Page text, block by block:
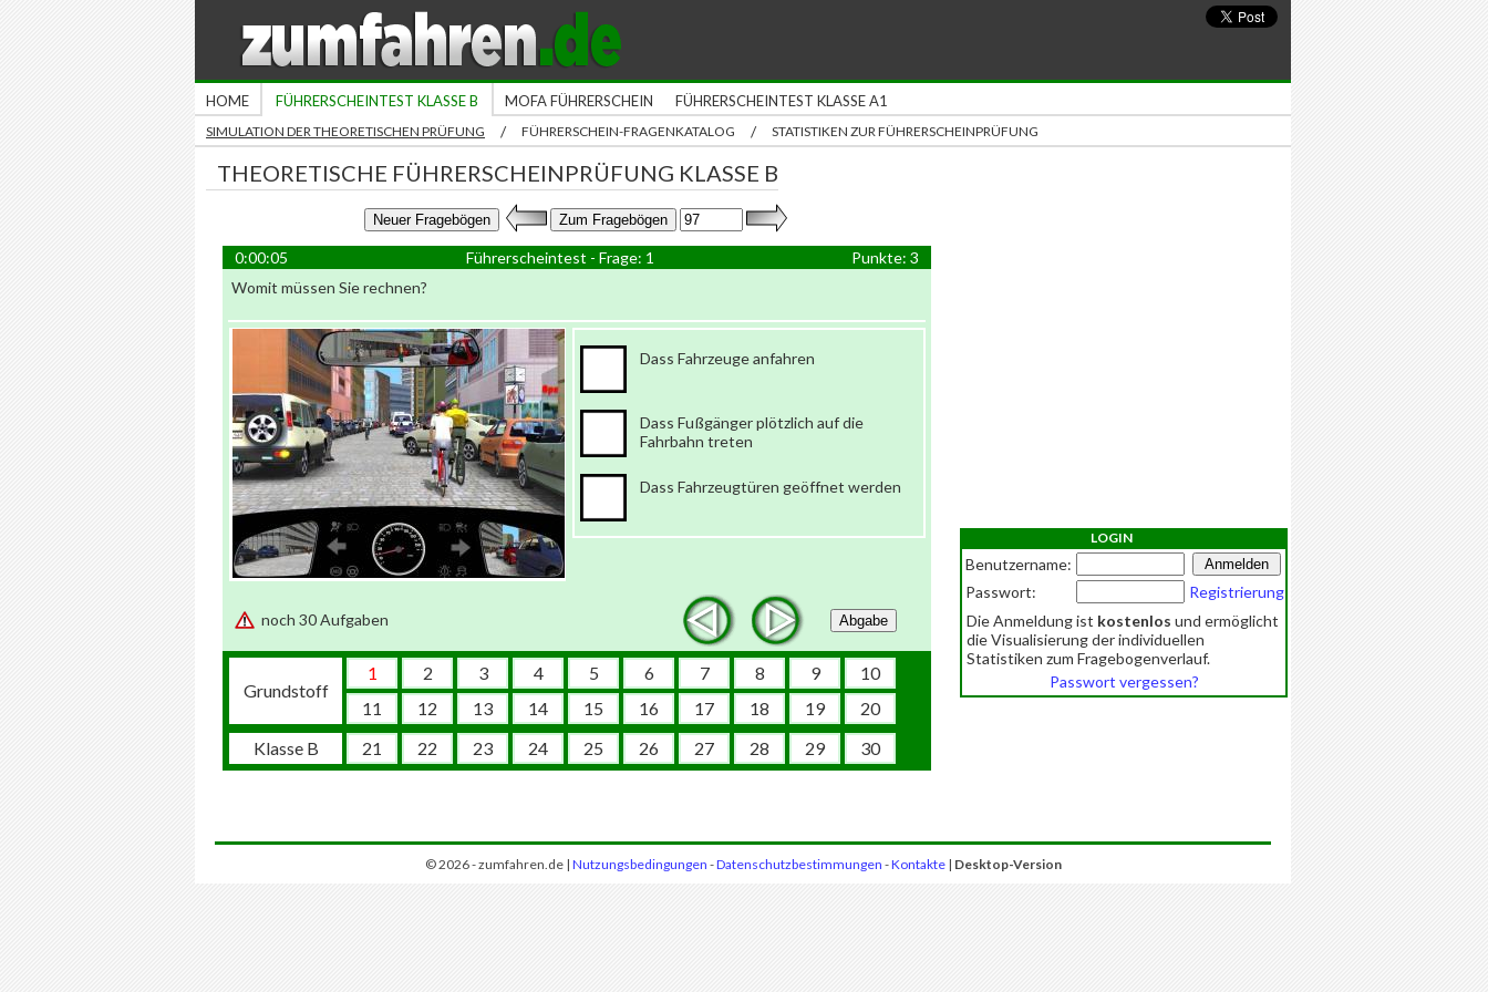
HOME FÜHRERSCHEINTEST KLASSE B MOFA FÜHRERSCHEIN FÜHRERSCHEINTEST KLASSE A1
SIMULATION DER THEORETISCHEN PRÜFUNG / FÜHRERSCHEIN-FRAGENKATALOG / STATISTIKEN ZUR FÜHRERSCHEINPRÜFUNG
THEORETISCHE FÜHRERSCHEINPRÜFUNG KLASSE B
0:00:06 Führerscheintest - Frage: 1
Punkte: 3
Womit müssen Sie rechnen?
Dass Fahrzeuge anfahren
Dass Fußgänger plötzlich auf die
Fahrbahn treten
Dass Fahrzeugtüren geöffnet werden
noch 30 Aufgaben Abgabe
Grundstoff
1 2 3 4 5 6 7 8 9
10
11
12 13 14 15 16 17 18 19
20
Klasse B
21 22 23 24 25 26 27 28 29 30
LOGIN
Benutzername:
Passwort:
Registrierung
Die Anmeldung ist kostenlos und ermöglicht
die Visualisierung der individuellen
Statistiken zum Fragebogenverlauf.
Passwort vergessen?
© 2026 - zumfahren.de | Nutzungsbedingungen -Datenschutzbestimmungen -Kontakte| Desktop-Version